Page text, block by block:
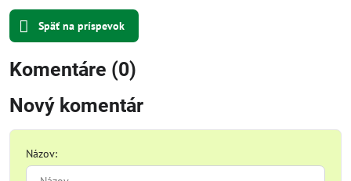
Späť na príspevok
Komentáre (0)
Nový komentár
Názov: